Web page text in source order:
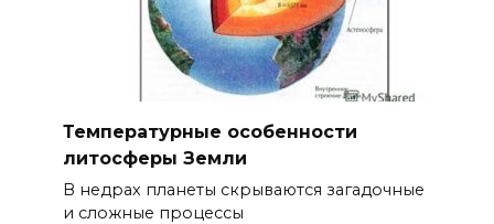
Температурные особенности
литосферы Земли
В недрах планеты скрываются загадочные
и сложные процессы